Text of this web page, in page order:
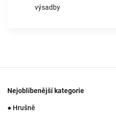
výsadby
Nejoblíbenější kategorie
● Hrušně